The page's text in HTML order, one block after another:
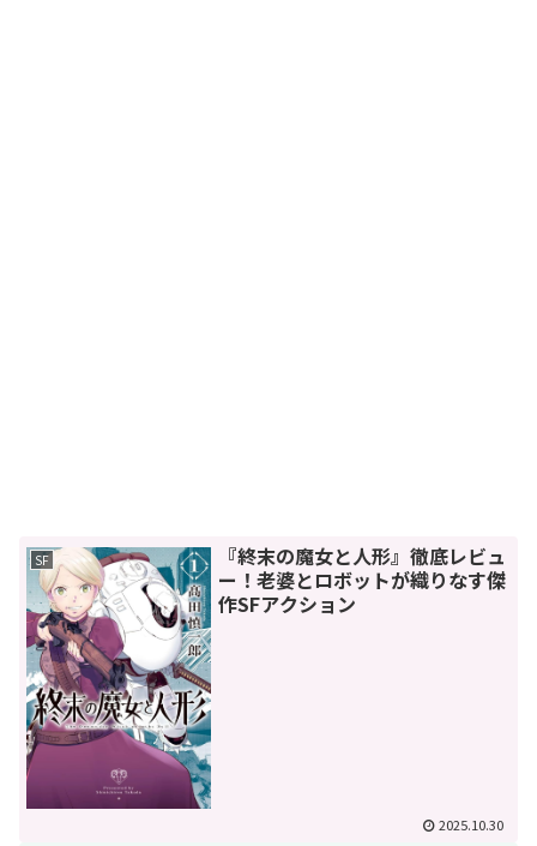
SF
『終末の魔女と人形』徹底レビュ
ー！老婆とロボットが織りなす傑
作SFアクション
2025.10.30